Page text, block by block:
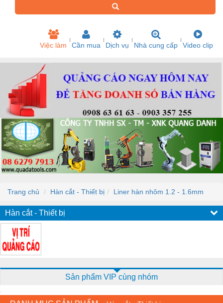
Việc làm Cần mua Dịch vụ Nhà cung cấp Video clip
Trang chủ Hàn cắt - Thiết bị Liner hàn nhôm 1.2 - 1.6mm
Hàn cắt - Thiết bị
Sản phẩm VIP cùng nhóm